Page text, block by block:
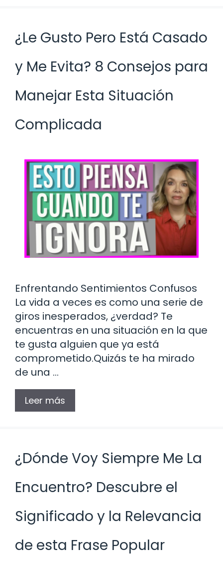
¿Le Gusto Pero Está Casado
y Me Evita? 8 Consejos para
Manejar Esta Situación
Complicada
Enfrentando Sentimientos Confusos
La vida a veces es como una serie de
giros inesperados, ¿verdad? Te
encuentras en una situación en la que
te gusta alguien que ya está
comprometido.Quizás te ha mirado
de una …
Leer más
¿Dónde Voy Siempre Me La
Encuentro? Descubre el
Significado y la Relevancia
de esta Frase Popular